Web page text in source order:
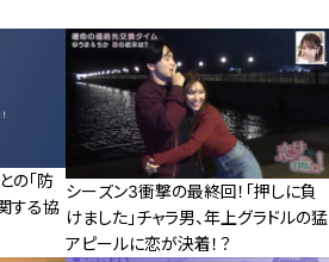
の「防
する協
シーズン3衝撃の最終回！「押しに負
けました」チャラ男、年上グラドルの猛
アピールに恋が決着！？